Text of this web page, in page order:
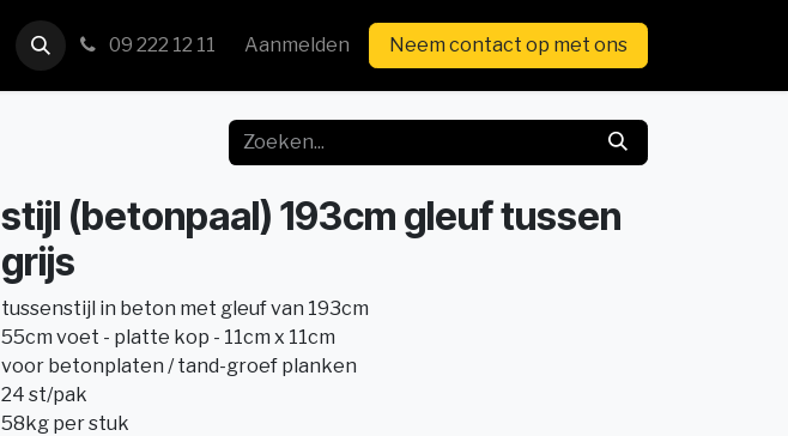
09 222 12 11 Aanmelden Neem contact op met ons
stijl (betonpaal) 193cm gleuf tussen
grijs
tussenstijl in beton met gleuf van 193cm
55cm voet - platte kop - 11cm x 11cm
voor betonplaten / tand-groef planken
24 st/pak
58kg per stuk